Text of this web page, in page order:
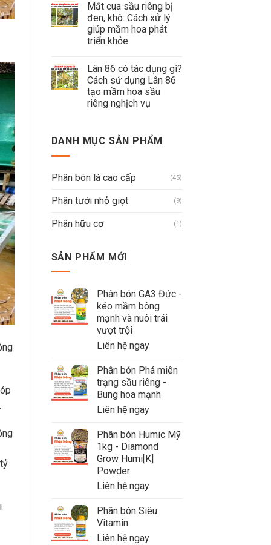
Mắt cua sầu riêng bị
đen, khô: Cách xử lý
giúp mầm hoa phát
triển khỏe
Lân 86 có tác dụng gì?
Cách sử dụng Lân 86
tạo mầm hoa sầu
riêng nghịch vụ
DANH MỤC SẢN PHẨM
Phân bón lá cao cấp (45)
Phân tưới nhỏ giọt (9)
Phân hữu cơ (1)
SẢN PHẨM MỚI
Phân bón GA3 Đức -
kéo mầm bông
mạnh và nuôi trái
vượt trội
Liên hệ ngay
Phân bón Phá miên
trạng sầu riêng -
Bung hoa mạnh
Liên hệ ngay
Phân bón Humic Mỹ
1kg - Diamond
Grow Humi[K]
Powder
Liên hệ ngay
Phân bón Siêu
Vitamin
Liên hệ ngay